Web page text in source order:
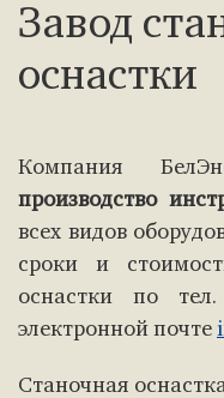
Завод
оснастки
Компания
производство
всех видов
сроки и
оснастки по
электронной почте
Станочная